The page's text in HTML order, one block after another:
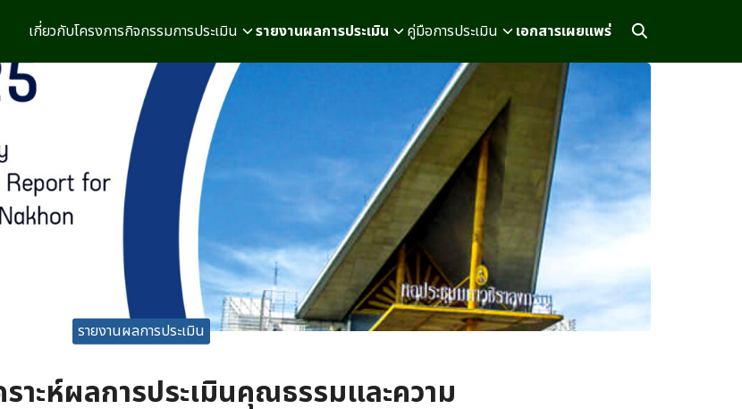
เกี่ยวกับโครงการกิจกรรมการประเมิน รายงานผลการประเมิน คู่มือการประเมิน
เอกสารเผยแพร่
รายงานผลการประเมิน
ราะห์ผลการประเมินคุณธรรมและความ